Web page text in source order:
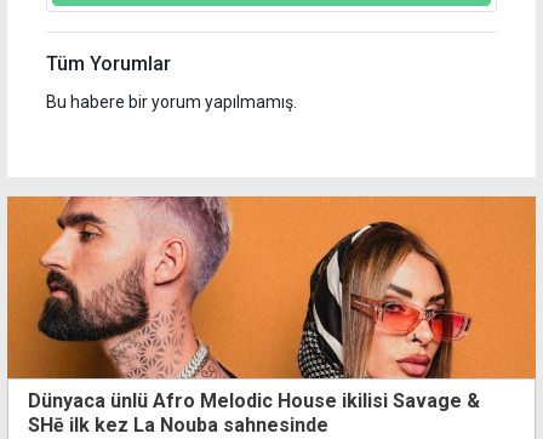
Tüm Yorumlar
Bu habere bir yorum yapılmamış.
Dünyaca ünlü Afro Melodic House ikilisi Savage &
SHē ilk kez La Nouba sahnesinde